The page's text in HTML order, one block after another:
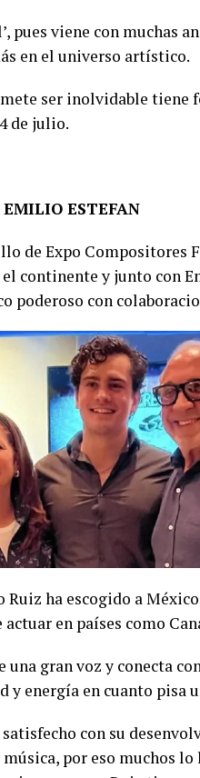
pues viene con muchas
en el universo artístico.
ser inolvidable tiene
de julio.
ESTEFAN
de Expo Compositores
continente y junto con
poderoso con
Ruiz ha escogido a
en países como
gran voz y conecta
y energía en cuanto pisa
con su
por eso muchos lo